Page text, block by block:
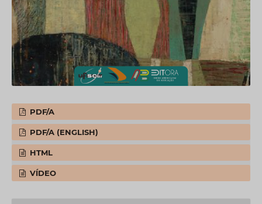
PDF/A
PDF/A (ENGLISH)
HTML
VÍDEO